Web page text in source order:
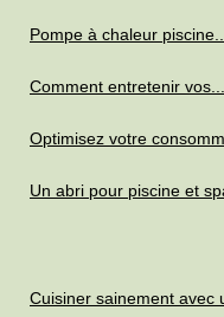
Pompe à chaleur
Comment entretenir vos...
Optimisez votre
Un abri pour piscine et
Cuisiner sainement avec